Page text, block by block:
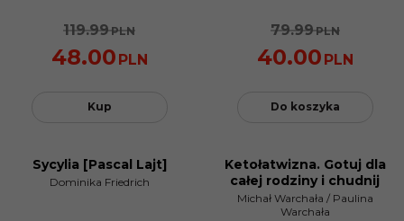
119.99PLN
48.00 PLN
Kup
79.99PLN
40.00 PLN
Do koszyka
Sycylia [Pascal Lajt]
Dominika Friedrich
BESTSELLER
PROMOCJA
Ketołatwizna. Gotuj dla
całej rodziny i chudnij
Michał Warchała /Paulina
Warchała